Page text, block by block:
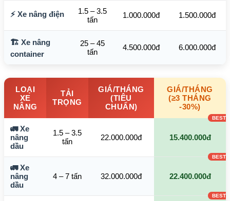
⚡ Xe nâng điện
1.5 – 3.5
tấn
1.000.000đ 1.500.000đ
🏗️ Xe nâng
container
25 – 45
tấn
4.500.000đ 6.000.000đ
LOẠI
XE
NÂNG
TẢI
TRỌNG
GIÁ/THÁNG
(TIÊU
CHUẨN)
GIÁ/THÁNG
(≥3 THÁNG
-30%)
🚛 Xe
nâng
dầu
1.5 – 3.5
tấn
22.000.000đ 15.400.000đ
🚛 Xe
nâng
dầu
4 – 7 tấn 32.000.000đ 22.400.000đ